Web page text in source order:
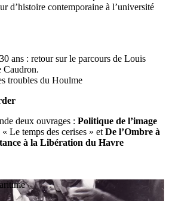
d’histoire contemporaine à l’université
ans : retour sur le parcours de Louis
Caudron.
troubles du Houlme
deux ouvrages : Politique de l’image
Le temps des cerises » et De l’Ombre à
à la Libération du Havre